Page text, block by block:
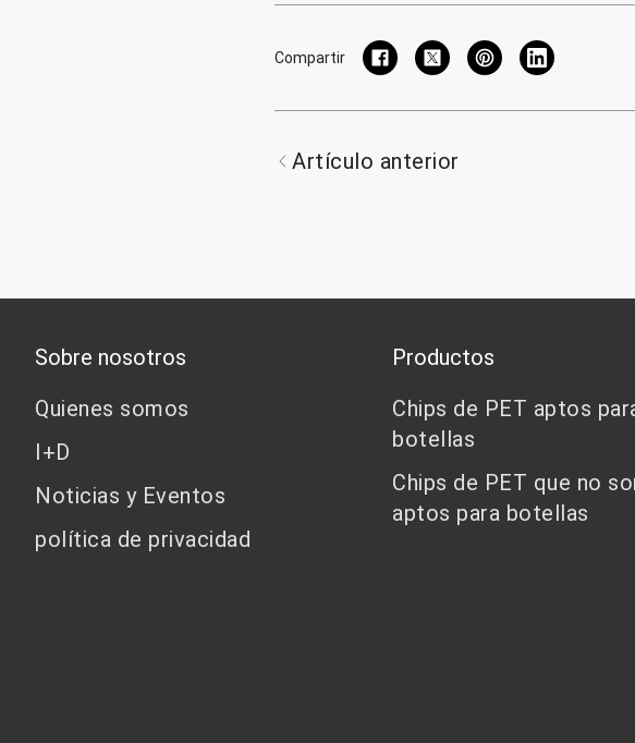
Compartir
Artículo anterior
Sobre nosotros
Quienes somos
I+D
Noticias y Eventos
política de privacidad
Productos
Chips de PET aptos
botellas
Chips de PET que no
aptos para botellas